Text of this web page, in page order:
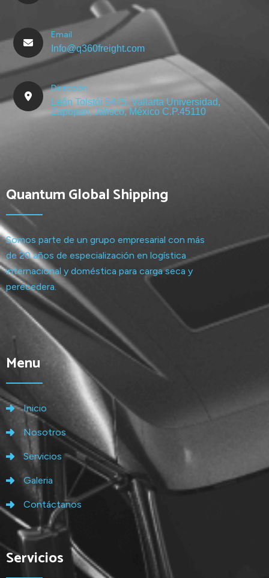
Email
Info@q360freight.com
Dirección
León Tolstói 5475, Vallarta Universidad,
Zapopan, Jalisco, México C.P.45110
Quantum Global Shipping
Somos parte de un grupo empresarial con más
de 20 años de especialización en logística
internacional y doméstica para carga seca y
perecedera.
Menu
Inicio
Nosotros
Servicios
Galeria
Contáctanos
Servicios